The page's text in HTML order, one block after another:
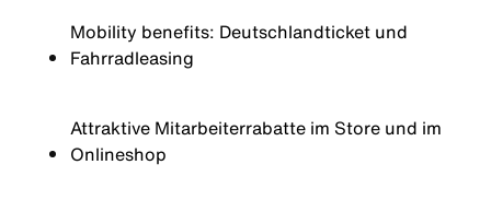
Mobility benefits: Deutschlandticket und
Fahrradleasing
Attraktive Mitarbeiterrabatte im Store und im
Onlineshop